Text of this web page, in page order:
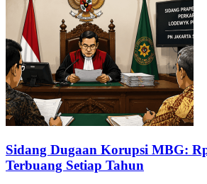
Sidang Dugaan Korupsi MBG:
Terbuang Setiap Tahun